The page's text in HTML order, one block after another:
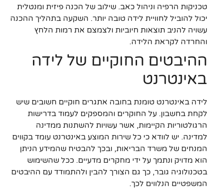
טכניקות הרפיה וניהול כאב. שילוב של הכנה פיזית ומנטלית
יכול להוביל לחוויית לידה טובה יותר. השקעה בתהליך ההכנה
עשויה להניב תוצאות חיוביות ולצמצם את רמות הלחץ
והחרדה לקראת הלידה.
ההיבטים החוקיים של לידה
באינטרנט
לידה באינטרנט טומנת בחובה אתגרים חוקיים חשובים שיש
לקחת בחשבון. על החוקרים והמספקים לעמוד בדרישות
הרגולטוריות הקיימות, אשר עשויות להשתנות ממדינה
למדינה. יש לוודא כי כל שירות המוצע באינטרנט עומד בקווים
המנחים של משרד הבריאות, ובכך להבטיח שהמידע הניתן
הוא מדויק ונתמך על ידי מחקרים מדעיים. ככל שהשימוש
בטכנולוגיה גובר, כך גם הצורך להבין ולהתמודד עם ההיבטים
המשפטיים הנלווים לכך.